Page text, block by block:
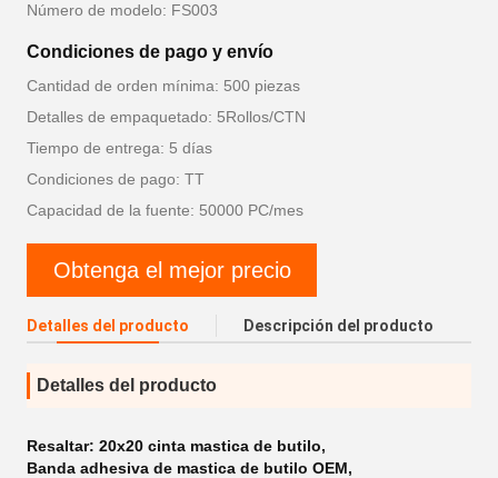
Número de modelo: FS003
Condiciones de pago y envío
Cantidad de orden mínima: 500 piezas
Detalles de empaquetado: 5Rollos/CTN
Tiempo de entrega: 5 días
Condiciones de pago: TT
Capacidad de la fuente: 50000 PC/mes
Obtenga el mejor precio
Detalles del producto Descripción del producto
Detalles del producto
Resaltar: 20x20 cinta mastica de butilo,
Banda adhesiva de mastica de butilo OEM,